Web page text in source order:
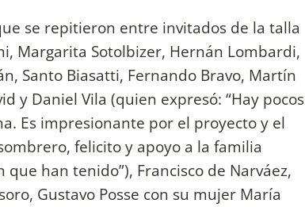
se repitieron entre invitados de la talla
Margarita Sotolbizer, Hernán Lombardi,
Santo Biasatti, Fernando Bravo, Martín
y Daniel Vila (quien expresó: “Hay pocos
Es impresionante por el proyecto y el
felicito y apoyo a la familia
han tenido”), Francisco de Narváez,
Gustavo Posse con su mujer María